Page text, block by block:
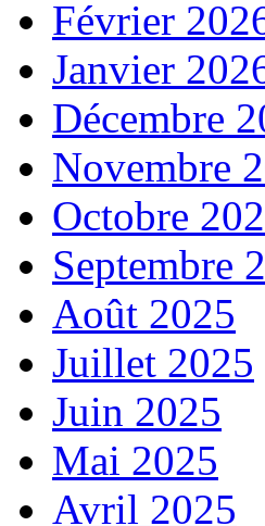
Février
Janvier
Décembre
Novembre
Octobre
Septembre
Août 2025
Juillet 2025
Juin 2025
Mai 2025
Avril 2025